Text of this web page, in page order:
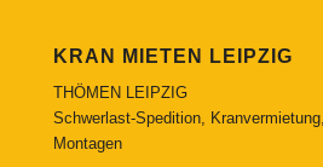
KRAN MIETEN LEIPZIG
THÖMEN LEIPZIG
Schwerlast-Spedition,
Montagen